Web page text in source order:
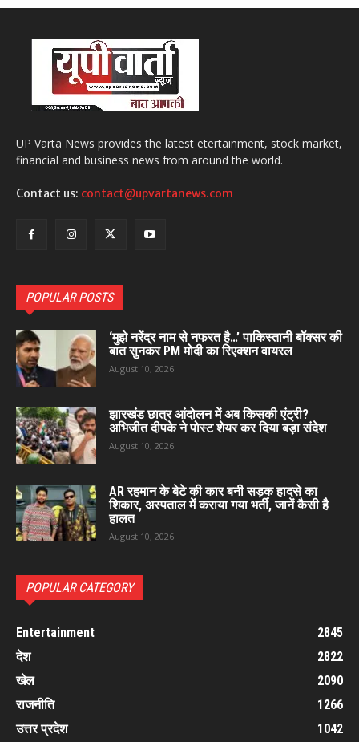
UP Varta News provides the latest etertainment, stock market,
financial and business news from around the world.
Contact us: contact@upvartanews.com
POPULAR POSTS
‘मुझे नरेंद्र नाम से नफरत है…’ पाकिस्तानी बॉक्सर की
बात सुनकर PM मोदी का रिएक्शन वायरल
August 10, 2026
झारखंड छात्र आंदोलन में अब किसकी एंट्री?
अभिजीत दीपके ने पोस्ट शेयर कर दिया बड़ा संदेश
August 10, 2026
AR रहमान के बेटे की कार बनी सड़क हादसे का
शिकार, अस्पताल में कराया गया भर्ती, जानें कैसी है
हालत
August 10, 2026
POPULAR CATEGORY
Entertainment
2845
देश
2822
खेल
2090
राजनीति
1266
उत्तर प्रदेश
1042